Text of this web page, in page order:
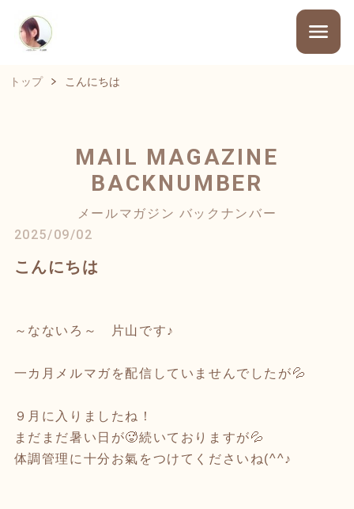
トップ こんにちは
MAIL MAGAZINE
BACKNUMBER
メールマガジン バックナンバー
2025/09/02
こんにちは
～なないろ～ 片山です♪
一カ月メルマガを配信していませんでしたが💦
９月に入りましたね！
まだまだ暑い日が🥵続いておりますが💦
体調管理に十分お氣をつけてくださいね(^^♪